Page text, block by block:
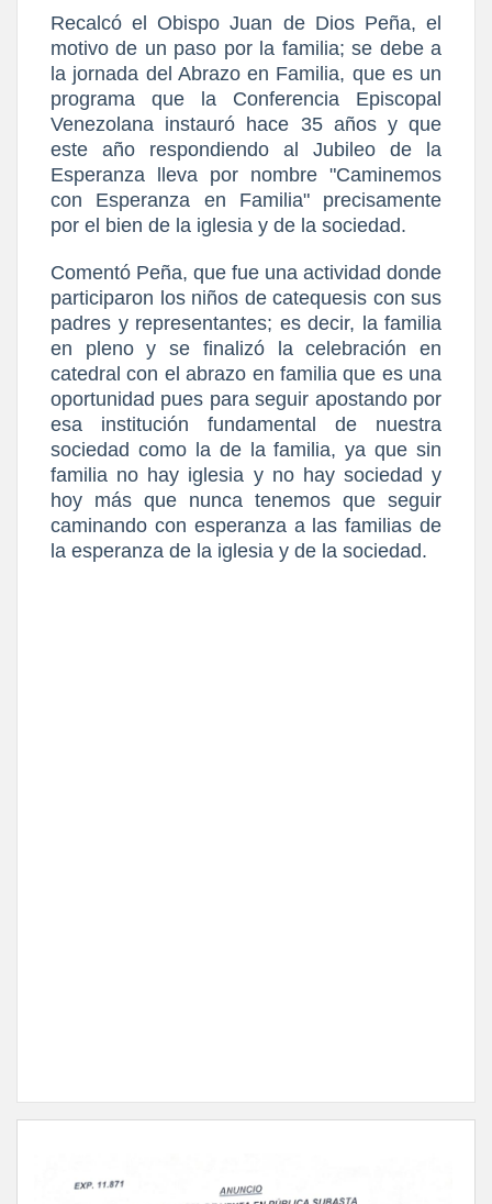
Recalcó el Obispo Juan de Dios Peña, el
motivo de un paso por la familia; se debe a
la jornada del Abrazo en Familia, que es un
programa que la Conferencia Episcopal
Venezolana instauró hace 35 años y que
este año respondiendo al Jubileo de la
Esperanza lleva por nombre "Caminemos
con Esperanza en Familia" precisamente
por el bien de la iglesia y de la sociedad.
Comentó Peña, que fue una actividad donde
participaron los niños de catequesis con sus
padres y representantes; es decir, la familia
en pleno y se finalizó la celebración en
catedral con el abrazo en familia que es una
oportunidad pues para seguir apostando por
esa institución fundamental de nuestra
sociedad como la de la familia, ya que sin
familia no hay iglesia y no hay sociedad y
hoy más que nunca tenemos que seguir
caminando con esperanza a las familias de
la esperanza de la iglesia y de la sociedad.